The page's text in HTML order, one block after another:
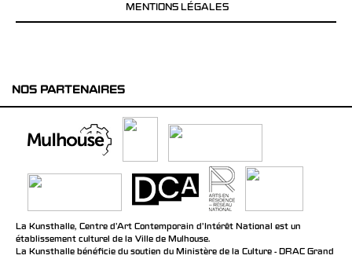
MENTIONS LÉGALES
NOS PARTENAIRES
La Kunsthalle, Centre d’Art Contemporain d’Intérêt National est un
établissement culturel de la Ville de Mulhouse.
La Kunsthalle bénéficie du soutien du Ministère de la Culture - DRAC Grand